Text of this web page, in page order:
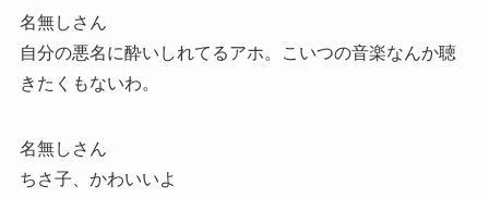
名無しさん
自分の悪名に酔いしれてるアホ。こいつの音楽なんか聴
きたくもないわ。
名無しさん
ちさ子、かわいいよ